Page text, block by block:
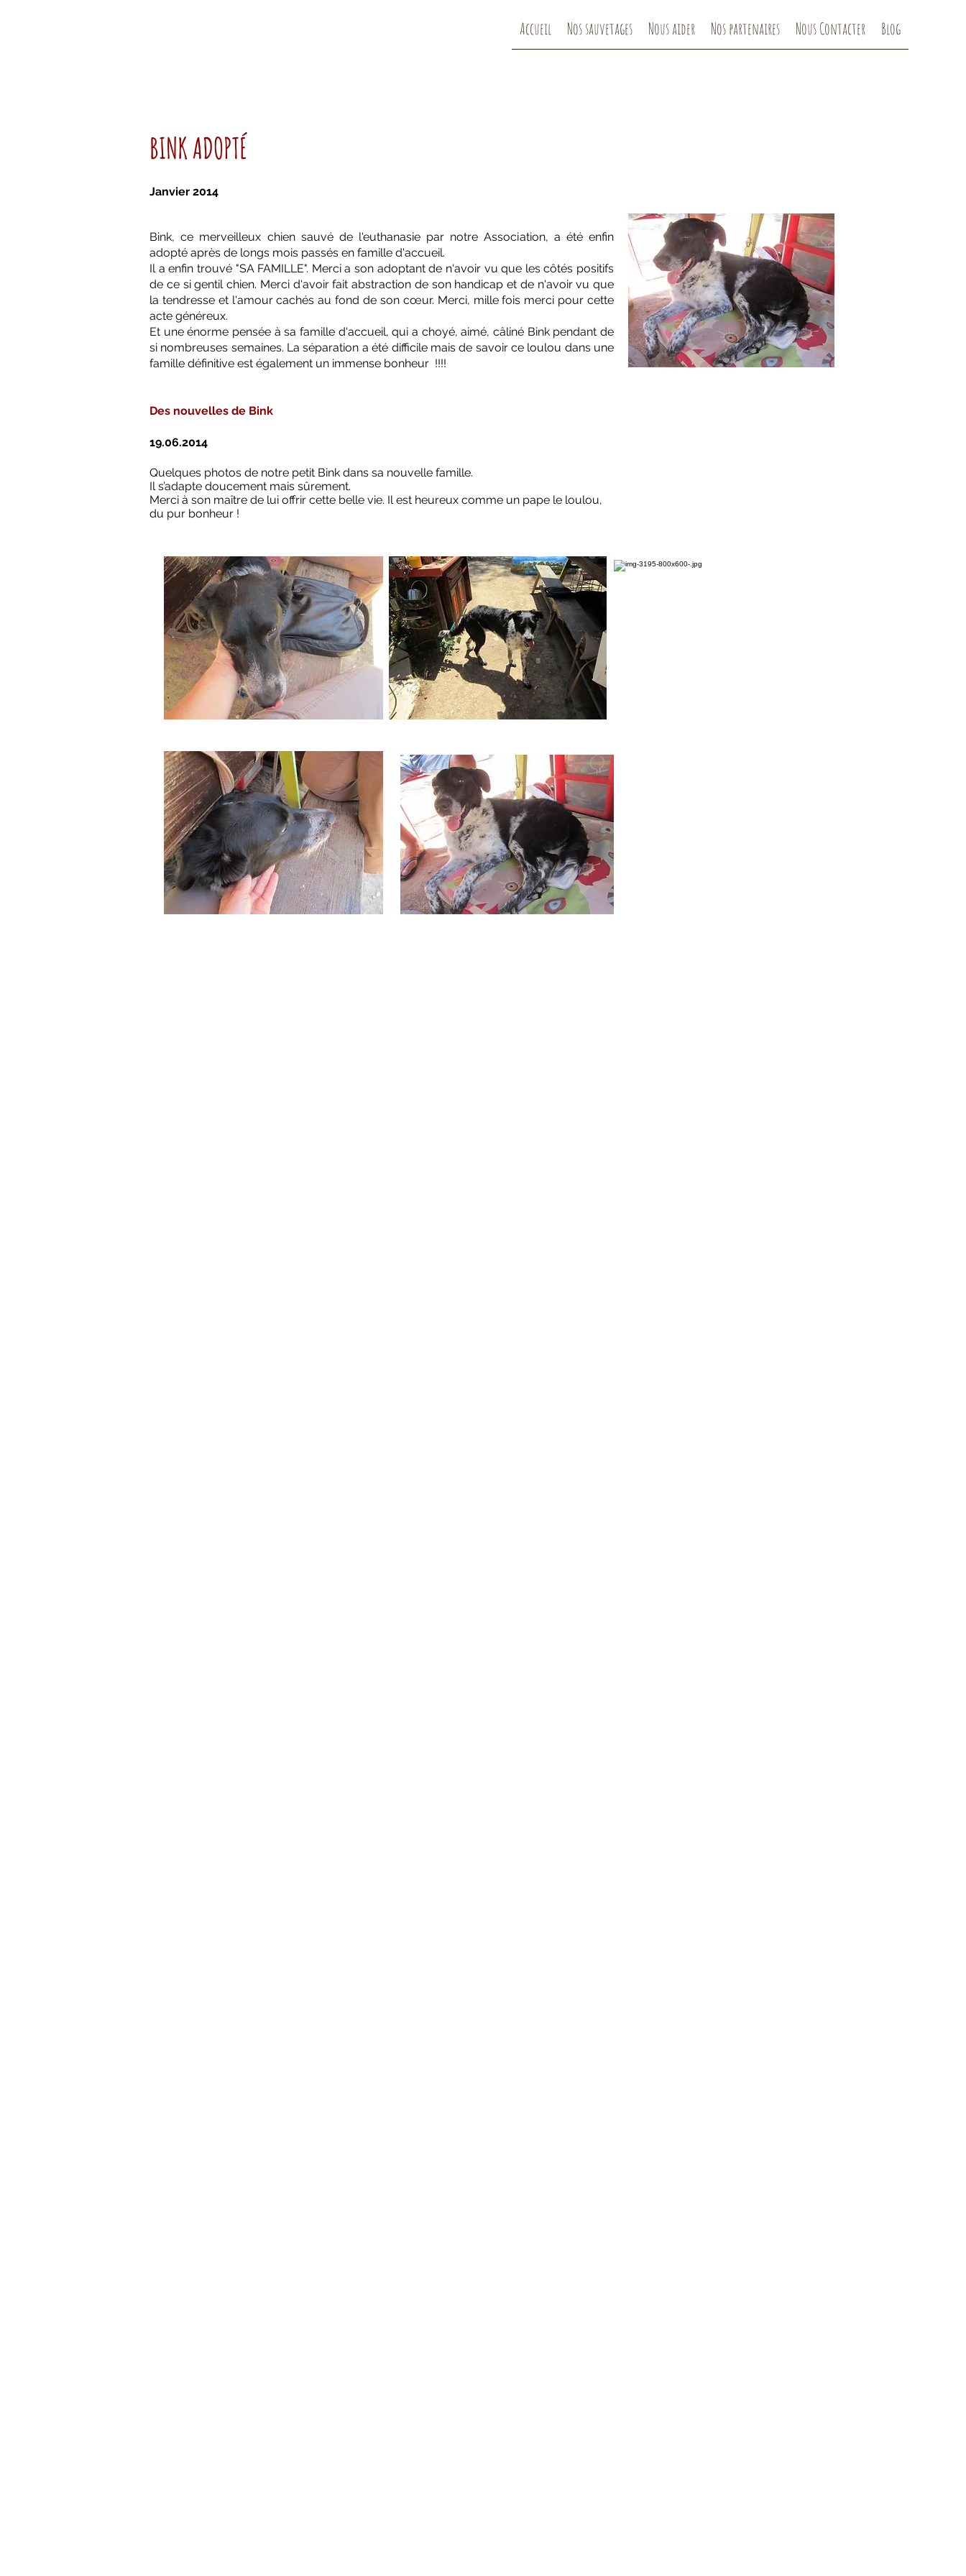
Accueil Nos sauvetages Nous aider Nos partenaires Nous Contacter Blog
BINK ADOPTÉ
Janvier 2014
Bink, ce merveilleux chien sauvé de l'euthanasie par notre Association, a été enfin
adopté après de longs mois passés en famille d'accueil.
Il a enfin trouvé "SA FAMILLE". Merci a son adoptant de n'avoir vu que les côtés positifs
de ce si gentil chien. Merci d'avoir fait abstraction de son handicap et de n'avoir vu que
la tendresse et l'amour cachés au fond de son cœur. Merci, mille fois merci pour cette
acte généreux.
Et une énorme pensée à sa famille d'accueil, qui a choyé, aimé, câliné Bink pendant de
si nombreuses semaines. La séparation a été difficile mais de savoir ce loulou dans une
famille définitive est également un immense bonheur !!!!
Des nouvelles de Bink
19.06.2014
Quelques photos de notre petit Bink dans sa nouvelle famille.
Il s’adapte doucement mais sûrement.
Merci à son maître de lui offrir cette belle vie. Il est heureux comme un pape le loulou,
du pur bonheur !